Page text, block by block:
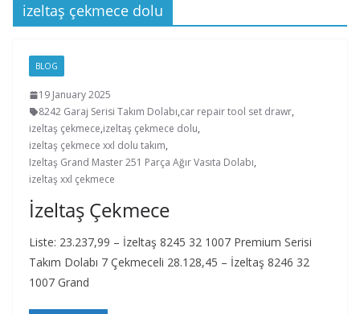
izeltaş çekmece dolu
BLOG
19 January 2025
8242 Garaj Serisi Takım Dolabı,car repair tool set drawr,
izeltaş çekmece,izeltaş çekmece dolu,
izeltaş çekmece xxl dolu takım,
Izeltaş Grand Master 251 Parça Ağır Vasıta Dolabı,
izeltaş xxl çekmece
İzeltaş Çekmece
Liste: 23.237,99 – İzeltaş 8245 32 1007 Premium Serisi
Takım Dolabı 7 Çekmeceli 28.128,45 – İzeltaş 8246 32
1007 Grand